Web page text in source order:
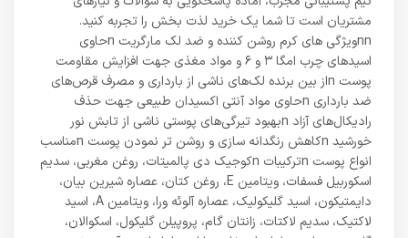
مشتریان است تا شما یک خرید لذت بخش را تجربه کنید.
nnویژگی های کرم روشن کننده و ضد لک مارگریت nحاوی
اسیدهای چرب امگا ۳ و ۶ و مواد مغذی جهت افزایش مقاومت
پوست nاز بین برنده لک‌های ناشی از بارداری و مصرف قرص‌های
ضد بارداری nحاوی مواد آنتی اکسیدان طبیعی جهت حذف
رادیکال‌های آزاد nبهبود تیرگی‌های پوستی ناشی از تابش نور
خورشید nکاهش رنگدانه سازی و روشن تر نمودن پوست nمناسب
انواع پوست nترکیبات nکوجیک دی پالمیتات، روغن مغربی، سدیم
اسکوربیل فسفات، ویتامین E، روغن کتان، عصاره شیرین بیان،
دایمتیکون، اسید گلیکولیک، عصاره آلوئه ورا، ویتامین A، اسید
لاکتیک، سدیم لاکتات، زانتان گام، پروپیلن گلیکول، اسکوالان،